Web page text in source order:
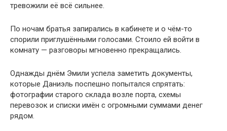
тревожили её всё сильнее.
По ночам братья запирались в кабинете и о чём-то
спорили приглушёнными голосами. Стоило ей войти в
комнату — разговоры мгновенно прекращались.
Однажды днём Эмили успела заметить документы,
которые Даниэль поспешно попытался спрятать:
фотографии старого склада возле порта, схемы
перевозок и списки имён с огромными суммами денег
рядом.